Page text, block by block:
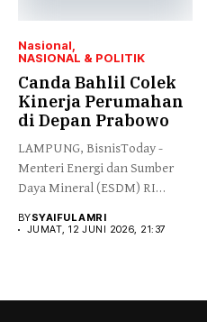
Nasional
NASIONAL & POLITIK
Canda Bahlil Colek
Kinerja Perumahan
di Depan Prabowo
LAMPUNG, BisnisToday -
Menteri Energi dan Sumber
Daya Mineral (ESDM) RI
BYSYAIFUL AMRI
JUMAT, 12 JUNI 2026, 21:37